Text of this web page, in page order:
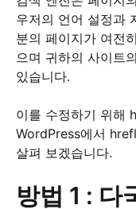
우저의 언어 설정과
분의 페이지가 여전
으며 귀하의 사이트
있습니다.
이를 수정하기 위해
WordPress에서
살펴 보겠습니다.
방법 1 : 다